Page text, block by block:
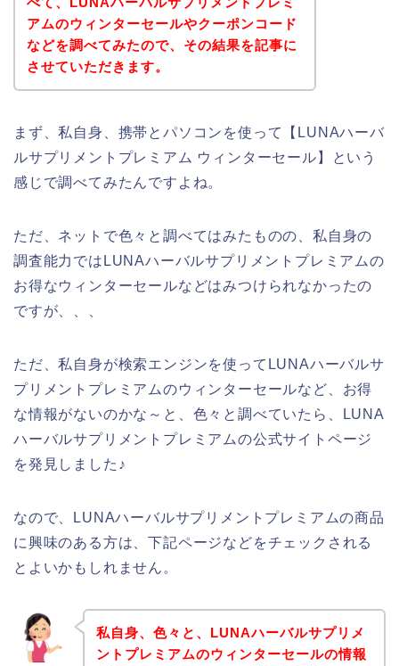
アムのウィンターセールやクーポンコード
などを調べてみたので、その結果を記事に
させていただきます。
まず、私自身、携帯とパソコンを使って【LUNAハーバ
ルサプリメントプレミアム ウィンターセール】という
感じで調べてみたんですよね。
ただ、ネットで色々と調べてはみたものの、私自身の
調査能力ではLUNAハーバルサプリメントプレミアムの
お得なウィンターセールなどはみつけられなかったの
ですが、、、
ただ、私自身が検索エンジンを使ってLUNAハーバルサ
プリメントプレミアムのウィンターセールなど、お得
な情報がないのかな～と、色々と調べていたら、LUNA
ハーバルサプリメントプレミアムの公式サイトページ
を発見しました♪
なので、LUNAハーバルサプリメントプレミアムの商品
に興味のある方は、下記ページなどをチェックされる
とよいかもしれません。
私自身、色々と、LUNAハーバルサプリメ
ントプレミアムのウィンターセールの情報